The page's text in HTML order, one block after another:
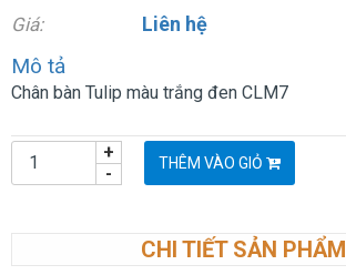
Giá: Liên hệ
Mô tả
Chân bàn Tulip màu trắng đen CLM7
-
+ THÊM VÀO GIỎ
CHI TIẾT SẢN PHẨM